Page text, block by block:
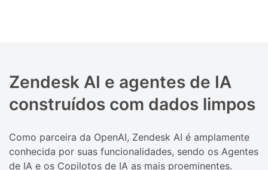
Zendesk AI e agentes de IA
construídos com dados limpos
Como parceira da OpenAI, Zendesk AI é amplamente
conhecida por suas funcionalidades, sendo os Agentes
de IA e os Copilotos de IA as mais proeminentes.